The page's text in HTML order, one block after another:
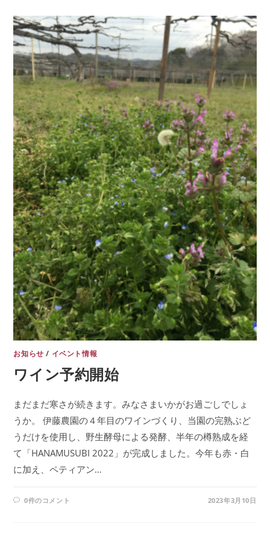
お知らせ / イベント情報
ワイン予約開始
まだまだ寒さが続きます。みなさまいかがお過ごしでしょ
うか。 伊藤農園の４年目のワインづくり、当園の完熟ぶど
うだけを使用し、野生酵母による発酵、半年の樽熟成を経
て「HANAMUSUBI 2022」が完成しました。今年も赤・白
に加え、ペティアン…
0件のコメント 2023年3月10日